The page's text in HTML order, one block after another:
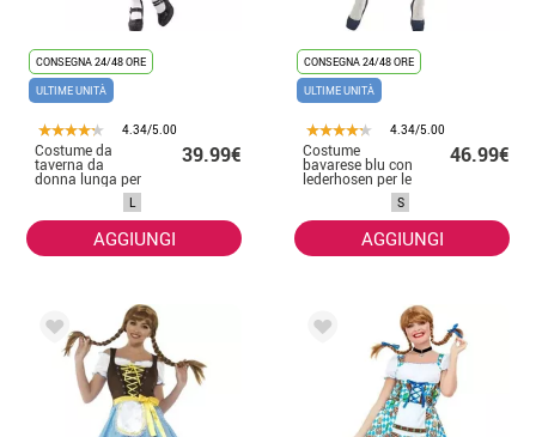
CONSEGNA 24/48 ORE
ULTIME UNITÀ
4.34/5.00
Costume da
taverna da
donna lunga per
l' oktoberfest
39.99€
L
AGGIUNGI
CONSEGNA 24/48 ORE
ULTIME UNITÀ
4.34/5.00
Costume
bavarese blu con
lederhosen per le
46.99€
S
AGGIUNGI